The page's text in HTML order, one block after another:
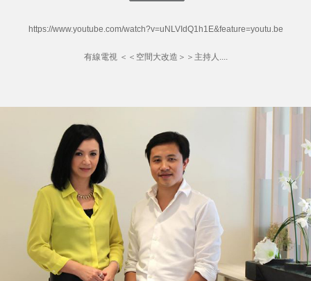
https://www.youtube.com/watch?v=uNLVIdQ1h1E&feature=youtu.be
有線電視 ＜＜空間大改造＞＞主持人....